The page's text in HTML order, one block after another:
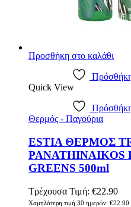
Προσθήκη στο καλάθι
Πρόσθήκη
Quick View
Πρόσθήκη
Θερμός - Παγούρια
ESTIA ΘΕΡΜΟΣ
PANATHINAIKOS
GREENS 500ml
Τρέχουσα Τιμή: €22.90
Χαμηλότερη τιμή 30 ημερών: €22.90